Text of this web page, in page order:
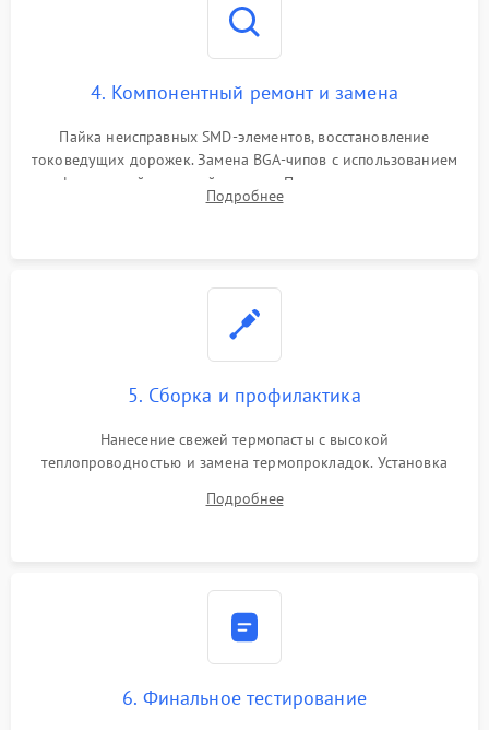
4. Компонентный ремонт и замена
Пайка неисправных SMD-элементов, восстановление
токоведущих дорожек. Замена BGA-чипов с использованием
инфракрасной паяльной станции. Прошивка микросхемы
BIOS или замена поврежденных портов USB
Подробнее
5. Сборка и профилактика
Нанесение свежей термопасты с высокой
теплопроводностью и замена термопрокладок. Установка
шлейфов, модулей памяти и накопителей. Предварительная
Подробнее
6. Финальное тестирование